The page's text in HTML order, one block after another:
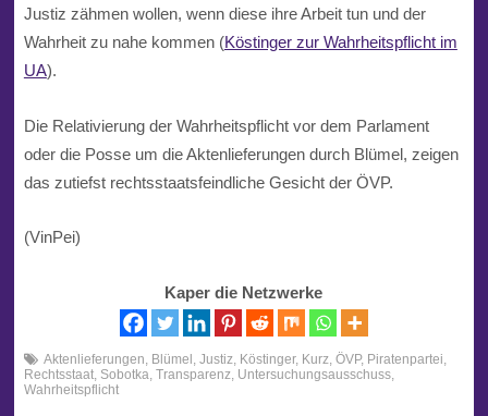
Justiz zähmen wollen, wenn diese ihre Arbeit tun und der
Wahrheit zu nahe kommen (Köstinger zur Wahrheitspflicht im
UA).
Die Relativierung der Wahrheitspflicht vor dem Parlament
oder die Posse um die Aktenlieferungen durch Blümel, zeigen
das zutiefst rechtsstaatsfeindliche Gesicht der ÖVP.
(VinPei)
Kaper die Netzwerke
Aktenlieferungen Blümel Justiz, Köstinger, Kurz, ÖVP, Piratenpartei
Rechtsstaat, Sobotka Transparenz, Untersuchungsausschuss,
Wahrheitspflicht